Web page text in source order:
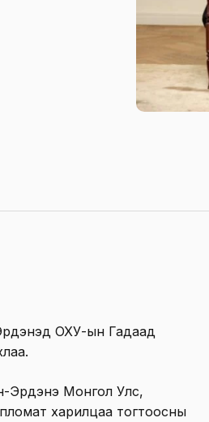
ОХУ-ын Гадаад
Эрдэнэ Монгол Улс,
харилцаа тогтоосны